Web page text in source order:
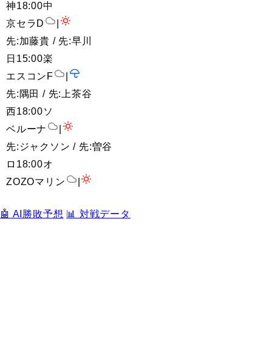
神18:00中
京セラD
先:加藤貴 / 先:早川
日 15:00楽
エスコンF
先:隅田 / 先:上茶谷
西18:00ソ
ベルーナ
先:ジャクソン / 先:曽谷
ロ 18:00オ
ZOZOマリン
🤖 AI勝敗予想 📊 対戦データ